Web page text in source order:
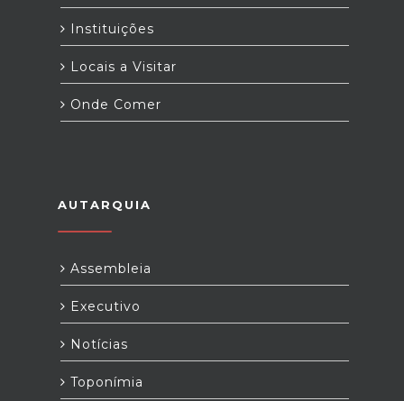
Instituições
Locais a Visitar
Onde Comer
AUTARQUIA
Assembleia
Executivo
Notícias
Toponímia